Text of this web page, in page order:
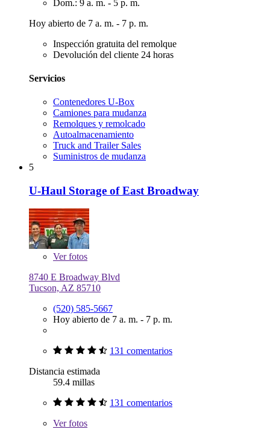
Dom.: 9 a. m. - 5 p. m.
Hoy abierto de 7 a. m. - 7 p. m.
Inspección gratuita del remolque
Devolución del cliente 24 horas
Servicios
Contenedores U-Box
Camiones para mudanza
Remolques y remolcado
Autoalmacenamiento
Truck and Trailer Sales
Suministros de mudanza
5
U-Haul Storage of East Broadway
Verfotos
8740 E Broadway Blvd
Tucson, AZ 85710
(520) 585-5667
Hoy abierto de 7 a. m. - 7 p. m.
131 comentarios
Distancia estimada
59.4 millas
131 comentarios
Verfotos